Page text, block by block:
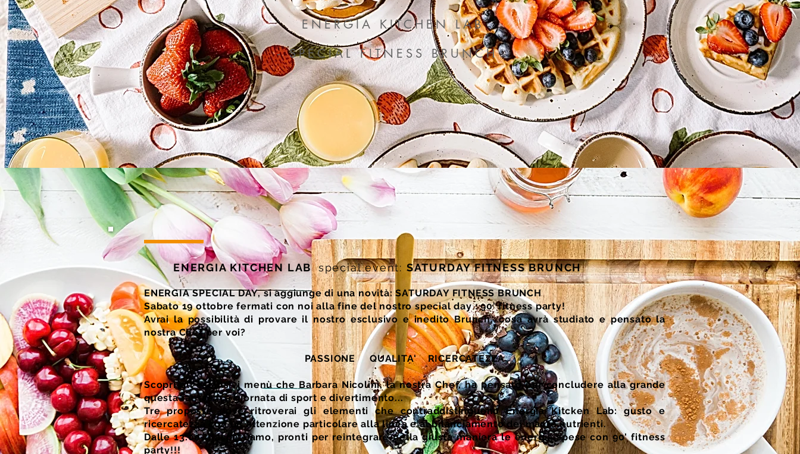
ENERGIA KITCHEN LAB
- SPECIAL FITNESS BRUNCH -
ENERGIA KITCHEN LABspecial event: SATURDAY FITNESS BRUNCH
ENERGIA SPECIAL DAY, si aggiunge di una novità: SATURDAY FITNESS BRUNCH
Sabato 19 ottobre fermati con noi alla fine del nostro special day : 90' fitness party!
Avrai la possibilità di provare il nostro esclusivo e inedito Brunch...cosa avrà studiato e pensato la
nostra Chef per voi?
PASSIONE QUALITA' RICERCATEZZA
Scopri gli esclusivi menù che Barbara Nicolini, la nostra Chef, ha pensato per concludere alla grande
questa fantastica giornata di sport e divertimento...
Tre proposte dove ritroverai gli elementi che contraddistinguono Energia Kitcken Lab: gusto e
ricercatezza con un'attenzione particolare alla linea e al bilanciamento dei macro nutrienti.
Dalle 13:00 ti aspettiamo, pronti per reintegrare nella giusta maniera le energia spese con 90' fitness
party!!!